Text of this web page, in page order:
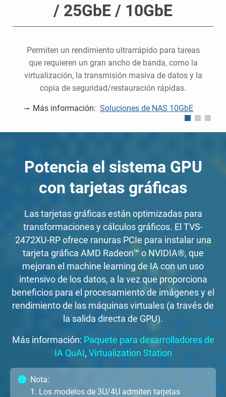
/ 25GbE / 10GbE
Permiten un rendimiento ultrarrápido para tareas
que requieren un gran ancho de banda, como la
virtualización, la transmisión masiva de datos y la
copia de seguridad/restauración rápidas.
Más información: Soluciones de NAS 10GbE
Potencia el sistema GPU
con tarjetas gráficas
Las tarjetas gráficas están optimizadas para
transformaciones y cálculos gráficos. El TVS-
2472XU-RP ofrece ranuras PCIe para instalar una
tarjeta gráfica AMD Radeon™ o NVIDIA®, que
mejoran el machine learning de IA con un uso
intensivo de los datos, a la vez que proporciona
beneficios para el procesamiento de imágenes y el
rendimiento de las máquinas virtuales (a través de
la salida directa de GPU).
Más información: Paquete para desarrolladores de
IA QuAI, Virtualization Station
Nota:
1. Los modelos de 3U/4U admiten tarjetas